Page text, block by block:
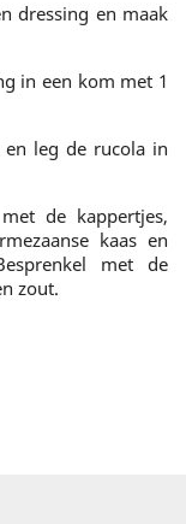
dressing en maak
in een kom met 1
en leg de rucola in
de kappertjes,
kaas en
met de
zout.